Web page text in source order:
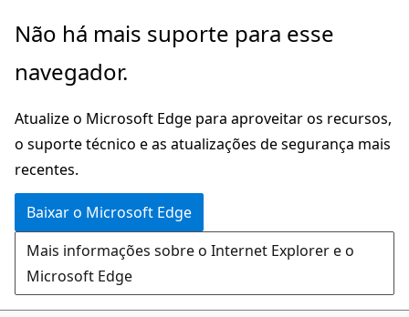
Pular
o
principal
Ignore
passe
a
navegação
na
página
Não há mais suporte para esse
navegador.
Atualize o Microsoft Edge para aproveitar os recursos,
o suporte técnico e as atualizações de segurança mais
recentes.
Baixar o Microsoft Edge
Mais informações sobre o Internet Explorer e o
Microsoft Edge